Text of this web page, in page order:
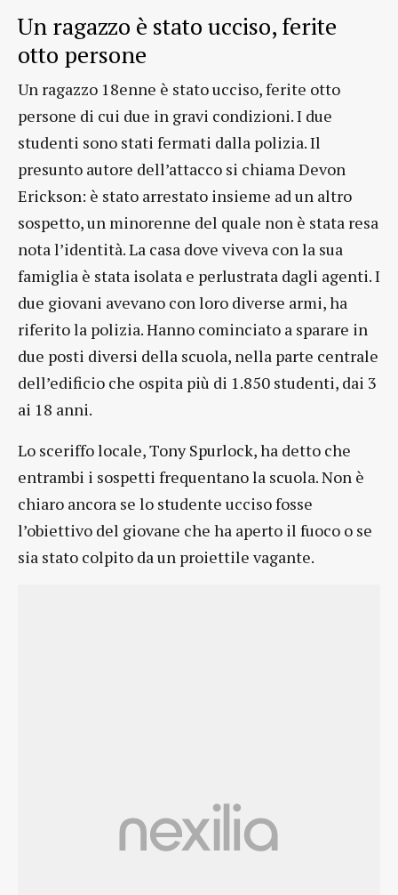
Un ragazzo è stato ucciso, ferite
otto persone
Un ragazzo 18enne è stato ucciso, ferite otto
persone di cui due in gravi condizioni. I due
studenti sono stati fermati dalla polizia. Il
presunto autore dell’attacco si chiama Devon
Erickson: è stato arrestato insieme ad un altro
sospetto, un minorenne del quale non è stata resa
nota l’identità. La casa dove viveva con la sua
famiglia è stata isolata e perlustrata dagli agenti. I
due giovani avevano con loro diverse armi, ha
riferito la polizia. Hanno cominciato a sparare in
due posti diversi della scuola, nella parte centrale
dell’edificio che ospita più di 1.850 studenti, dai 3
ai 18 anni.
Lo sceriffo locale, Tony Spurlock, ha detto che
entrambi i sospetti frequentano la scuola. Non è
chiaro ancora se lo studente ucciso fosse
l’obiettivo del giovane che ha aperto il fuoco o se
sia stato colpito da un proiettile vagante.